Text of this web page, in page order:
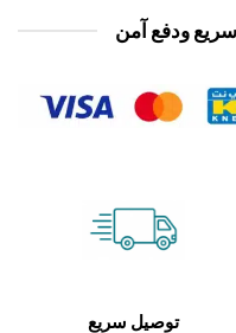
آمن
توصيل سريع